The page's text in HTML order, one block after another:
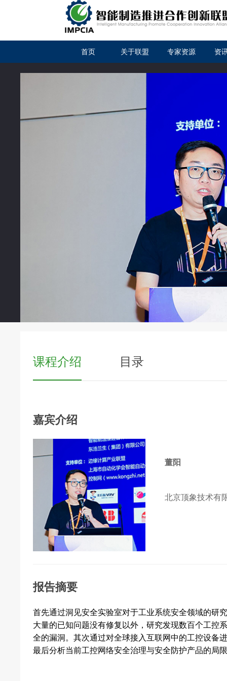
首页 关于联盟 专家资源 资
课程介绍 目录
嘉宾介绍
董阳
北京顶象技术有
报告摘要
首先通过洞见安全实验室对于工业系统安全领域的研
大量的已知问题没有修复以外，研究发现数百个工控
全的漏洞。其次通过对全球接入互联网中的工控设备
最后分析当前工控网络安全治理与安全防护产品的局